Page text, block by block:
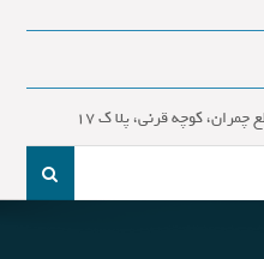
چمران، کوچه قرنی، پلا ک 17
جست